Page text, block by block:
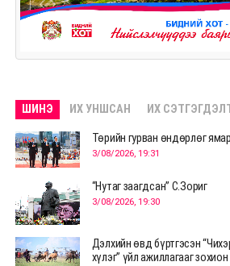
ШИНЭ ИХ УНШСАН ИХ
Төрийн гурван өндөрлөг
3/08/2026, 19:31
“Нутаг заагдсан” С.Зориг
3/08/2026, 19:30
Дэлхийн өвд бүртгэсэн
хүлэг” үйл ажиллагааг зохион